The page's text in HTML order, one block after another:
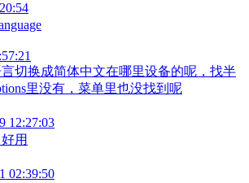
切换成简体中文在哪里设备的呢，找半
里没有，菜单里也没找到呢
12:27:03
用
02:39:50